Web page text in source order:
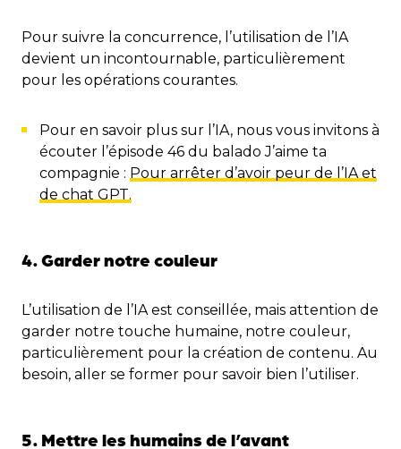
Pour suivre la concurrence, l’utilisation de l’IA
devient un incontournable, particulièrement
pour les opérations courantes.
Pour en savoir plus sur l’IA, nous vous invitons à
écouter l’épisode 46 du balado J’aime ta
compagnie : Pour arrêter d’avoir peur de l’IA et
de chat GPT.
4. Garder notre couleur
L’utilisation de l’IA est conseillée, mais attention de
garder notre touche humaine, notre couleur,
particulièrement pour la création de contenu. Au
besoin, aller se former pour savoir bien l’utiliser.
5. Mettre les humains de l’avant